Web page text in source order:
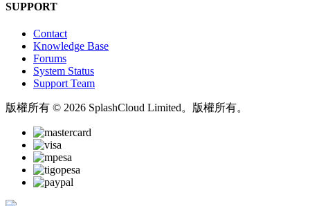
SUPPORT
Contact
Knowledge Base
Forums
System Status
Support Team
版權所有 © 2026 SplashCloud Limited。版權所有。